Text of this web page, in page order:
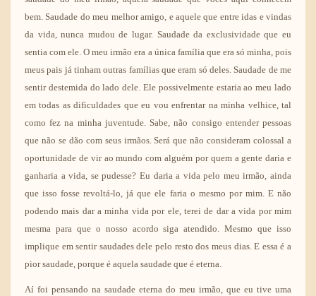
bem. Saudade do meu melhor amigo, e aquele que entre idas e vindas
da vida, nunca mudou de lugar. Saudade da exclusividade que eu
sentia com ele. O meu irmão era a única família que era só minha, pois
meus pais já tinham outras famílias que eram só deles. Saudade de me
sentir destemida do lado dele. Ele possivelmente estaria ao meu lado
em todas as dificuldades que eu vou enfrentar na minha velhice, tal
como fez na minha juventude. Sabe, não consigo entender pessoas
que não se dão com seus irmãos. Será que não consideram colossal a
oportunidade de vir ao mundo com alguém por quem a gente daria e
ganharia a vida, se pudesse? Eu daria a vida pelo meu irmão, ainda
que isso fosse revoltá-lo, já que ele faria o mesmo por mim. E não
podendo mais dar a minha vida por ele, terei de dar a vida por mim
mesma para que o nosso acordo siga atendido. Mesmo que isso
implique em sentir saudades dele pelo resto dos meus dias. E essa é a
pior saudade, porque é aquela saudade que é eterna.
Aí foi pensando na saudade eterna do meu irmão, que eu tive uma